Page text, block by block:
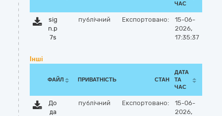
ЧАС
sig
n.p
7s
публічний Експортовано:
15-06-
2026,
17:35:37
Інші
ФАЙЛ ПРИВАТНІСТЬ СТАН
ДАТА
ТА
ЧАС
До
да
публічний Експортовано:
15-06-
2026,